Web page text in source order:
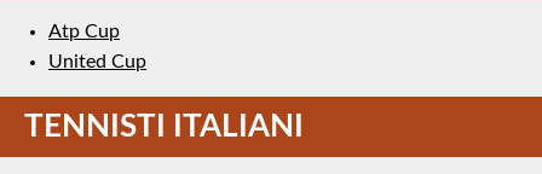
Atp Cup
United Cup
TENNISTI ITALIANI